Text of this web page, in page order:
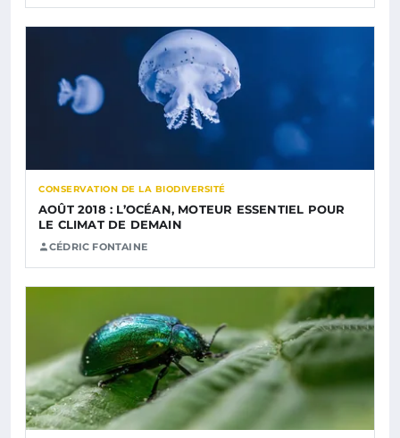
CONSERVATION DE LA BIODIVERSITÉ
AOÛT 2018 : L’OCÉAN, MOTEUR ESSENTIEL POUR
LE CLIMAT DE DEMAIN
CÉDRIC FONTAINE